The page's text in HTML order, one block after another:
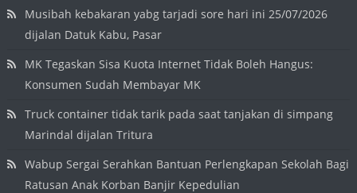
Musibah kebakaran yabg tarjadi sore hari ini 25/07/2026
dijalan Datuk Kabu, Pasar
MK Tegaskan Sisa Kuota Internet Tidak Boleh Hangus:
Konsumen Sudah Membayar MK
Truck container tidak tarik pada saat tanjakan di simpang
Marindal dijalan Tritura
Wabup Sergai Serahkan Bantuan Perlengkapan Sekolah Bagi
Ratusan Anak Korban Banjir Kepedulian